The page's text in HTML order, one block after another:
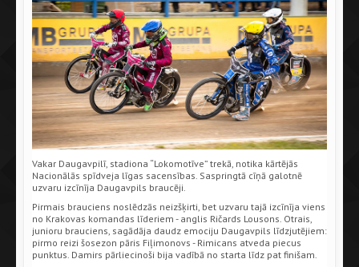
Vakar Daugavpilī, stadiona “Lokomotīve” trekā, notika kārtējās
Nacionālās spīdveja līgas sacensības. Saspringtā cīņā galotnē
uzvaru izcīnīja Daugavpils braucēji.
Pirmais brauciens noslēdzās neizšķirti, bet uzvaru tajā izcīnīja viens
no Krakovas komandas līderiem - anglis Ričards Lousons. Otrais,
junioru brauciens, sagādāja daudz emociju Daugavpils līdzjutējiem:
pirmo reizi šosezon pāris Fiļimonovs - Rimicans atveda piecus
punktus. Damirs pārliecinoši bija vadībā no starta līdz pat finišam.